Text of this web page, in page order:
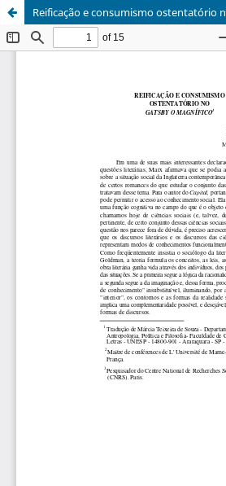
Reificação e consumismo ostentatório